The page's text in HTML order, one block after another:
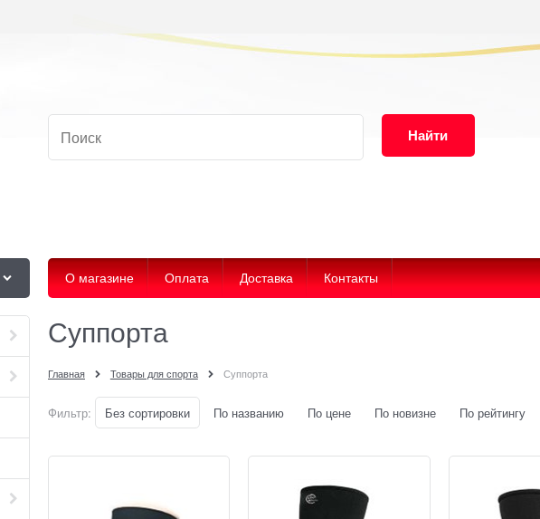
Найти
О магазине Оплата Доставка Контакты
Суппорта
Главная Товары для спорта Суппорта
Фильтр: Без сортировки По названию По цене По новизне По рейтингу